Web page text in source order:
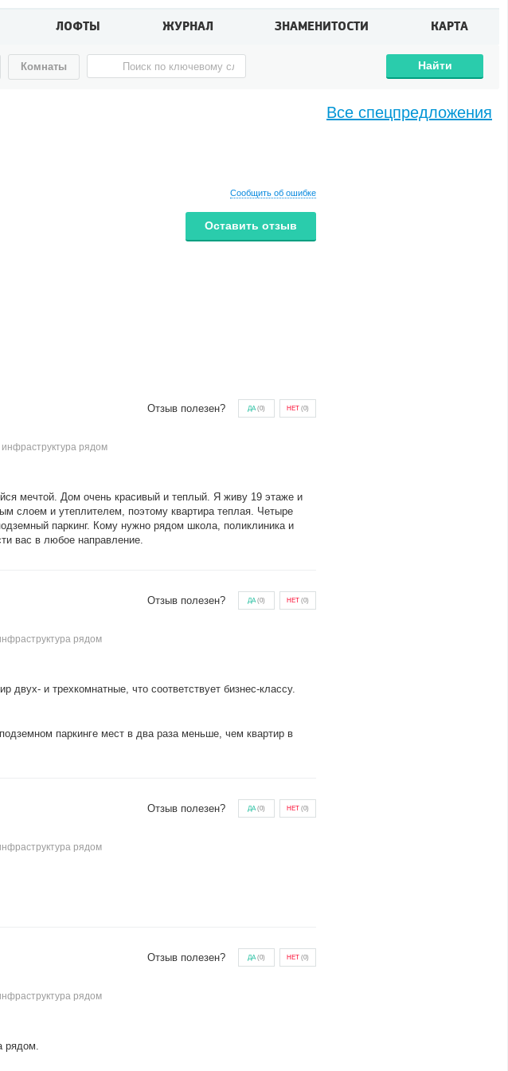
ЛОФТЫ ЖУРНАЛ ЗНАМЕНИТОСТИ КАРТА
Комнаты Найти
Сообщить об ошибке
Оставить отзыв
Отзыв полезен? ДА(0) НЕТ (0)
рядом
мечтой. Дом очень красивый и теплый. Я живу 19 этаже и
слоем и утеплителем, поэтому квартира теплая. Четыре
паркинг. Кому нужно рядом школа, поликлиника и
вас в любое направление.
Отзыв полезен? ДА(0) НЕТ (0)
рядом
и трехкомнатные, что соответствует бизнес-классу.
паркинге мест в два раза меньше, чем квартир в
Отзыв полезен? ДА(0) НЕТ (0)
рядом
Отзыв полезен? ДА(0) НЕТ (0)
рядом
рядом.
Все спецпредложения